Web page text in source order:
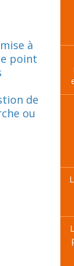
à
point
de
ou